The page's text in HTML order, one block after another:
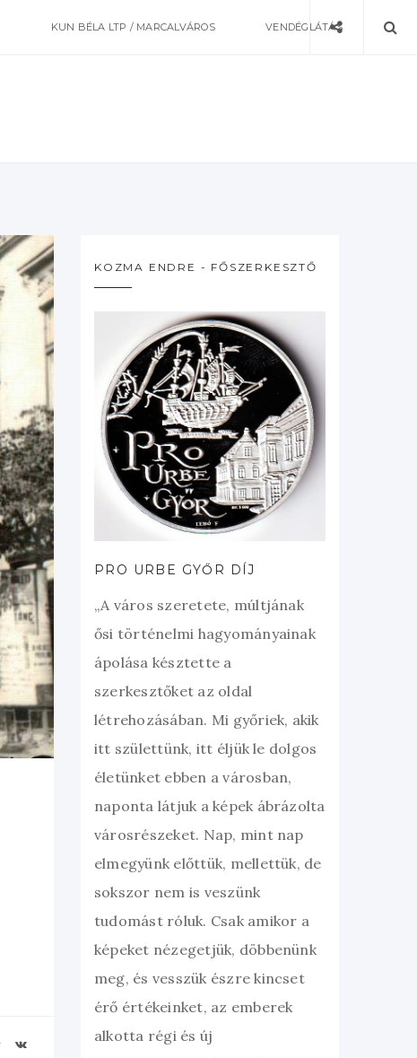
KUN BÉLA LTP / MARCALVÁROS VENDÉGLÁTÁS
KOZMA ENDRE - FŐSZERKESZTŐ
PRO URBE GYŐR DÍJ
„A város szeretete, múltjának
ősi történelmi hagyományainak
ápolása késztette a
szerkesztőket az oldal
létrehozásában. Mi győriek, akik
itt születtünk, itt éljük le dolgos
életünket ebben a városban,
naponta látjuk a képek ábrázolta
városrészeket. Nap, mint nap
elmegyünk előttük, mellettük, de
sokszor nem is veszünk
tudomást róluk. Csak amikor a
képeket nézegetjük, döbbenünk
meg, és vesszük észre kincset
érő értékeinket, az emberek
alkotta régi és új